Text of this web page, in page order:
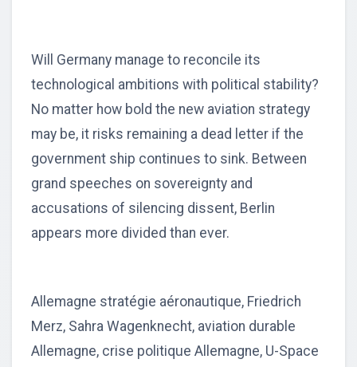
Will Germany manage to reconcile its
technological ambitions with political stability?
No matter how bold the new aviation strategy
may be, it risks remaining a dead letter if the
government ship continues to sink. Between
grand speeches on sovereignty and
accusations of silencing dissent, Berlin
appears more divided than ever.
Allemagne stratégie aéronautique, Friedrich
Merz, Sahra Wagenknecht, aviation durable
Allemagne, crise politique Allemagne, U-Space